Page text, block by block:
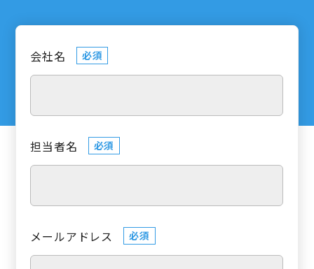
会社名 必須
担当者名 必須
メールアドレス 必須